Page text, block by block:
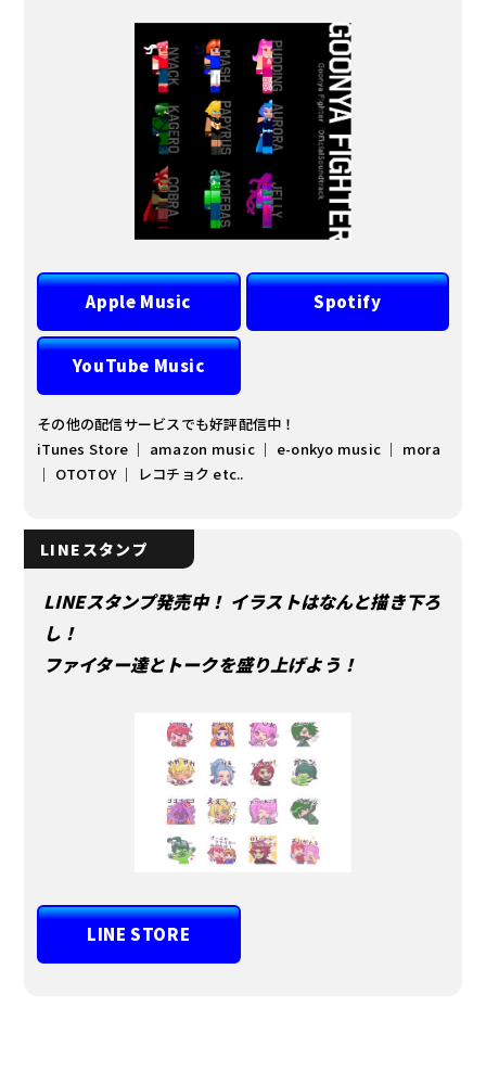
Apple Music Spotify
YouTube Music
その他の配信サービスでも好評配信中！
iTunes Store ｜ amazon music ｜ e-onkyo music ｜ mora
｜ OTOTOY ｜ レコチョク etc..
LINEスタンプ
LINEスタンプ発売中！ イラストはなんと描き下ろ
し！
ファイター達とトークを盛り上げよう！
LINE STORE